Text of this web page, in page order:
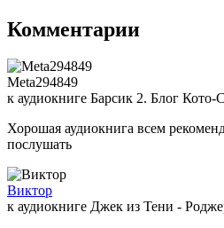
Комментарии
Meta294849
к аудиокниге Барсик 2. Блог
Хорошая аудиокнига всем
послушать
Виктор
к аудиокниге Джек из Тени -